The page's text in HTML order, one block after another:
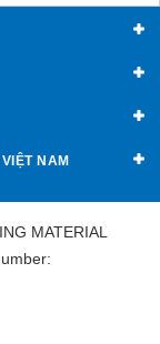
NAM
MATERIAL